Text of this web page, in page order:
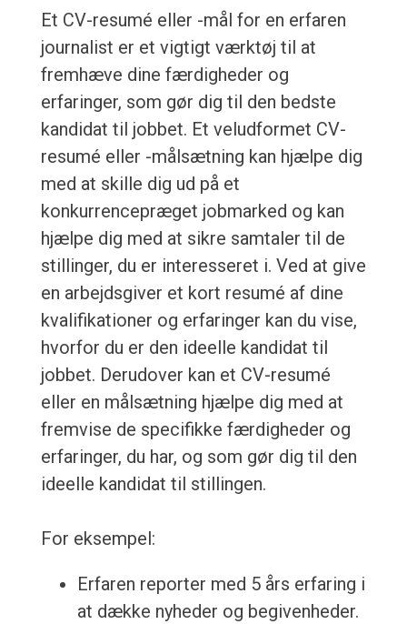
Et CV-resumé eller -mål for en erfaren
journalist er et vigtigt værktøj til at
fremhæve dine færdigheder og
erfaringer, som gør dig til den bedste
kandidat til jobbet. Et veludformet CV-
resumé eller -målsætning kan hjælpe dig
med at skille dig ud på et
konkurrencepræget jobmarked og kan
hjælpe dig med at sikre samtaler til de
stillinger, du er interesseret i. Ved at give
en arbejdsgiver et kort resumé af dine
kvalifikationer og erfaringer kan du vise,
hvorfor du er den ideelle kandidat til
jobbet. Derudover kan et CV-resumé
eller en målsætning hjælpe dig med at
fremvise de specifikke færdigheder og
erfaringer, du har, og som gør dig til den
ideelle kandidat til stillingen.
For eksempel:
Erfaren reporter med 5 års erfaring i
at dække nyheder og begivenheder.